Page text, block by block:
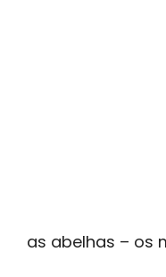
as abelhas – os